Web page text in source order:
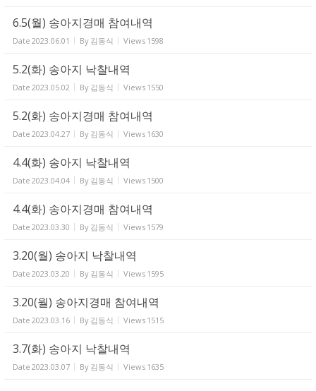
6.5(월) 송아지경매 참여내역
Date 2023.06.01 By 김동식 Views 1598
5.2(화) 송아지 낙찰내역
Date 2023.05.02 By 김동식 Views 1550
5.2(화) 송아지경매 참여내역
Date 2023.04.27 By 김동식 Views 1630
4.4(화) 송아지 낙찰내역
Date 2023.04.04 By 김동식 Views 1500
4.4(화) 송아지경매 참여내역
Date 2023.03.30 By 김동식 Views 1579
3.20(월) 송아지 낙찰내역
Date 2023.03.20 By 김동식 Views 1595
3.20(월) 송아지경매 참여내역
Date 2023.03.16 By 김동식 Views 1515
3.7(화) 송아지 낙찰내역
Date 2023.03.07 By 김동식 Views 1635